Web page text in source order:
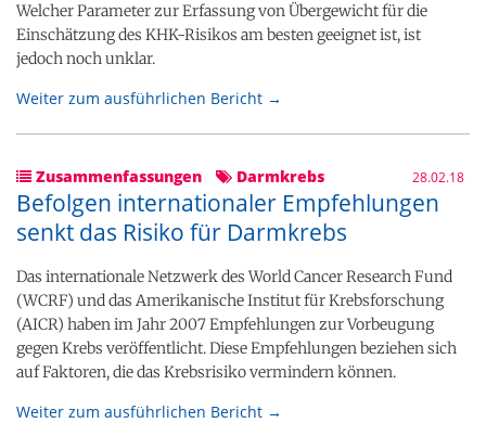
Welcher Parameter zur Erfassung von Übergewicht für die
Einschätzung des KHK-Risikos am besten geeignet ist, ist
jedoch noch unklar.
Weiter zum ausführlichen Bericht →
Zusammenfassungen Darmkrebs 28.02.18
Befolgen internationaler Empfehlungen
senkt das Risiko für Darmkrebs
Das internationale Netzwerk des World Cancer Research Fund
(WCRF) und das Amerikanische Institut für Krebsforschung
(AICR) haben im Jahr 2007 Empfehlungen zur Vorbeugung
gegen Krebs veröffentlicht. Diese Empfehlungen beziehen sich
auf Faktoren, die das Krebsrisiko vermindern können.
Weiter zum ausführlichen Bericht →